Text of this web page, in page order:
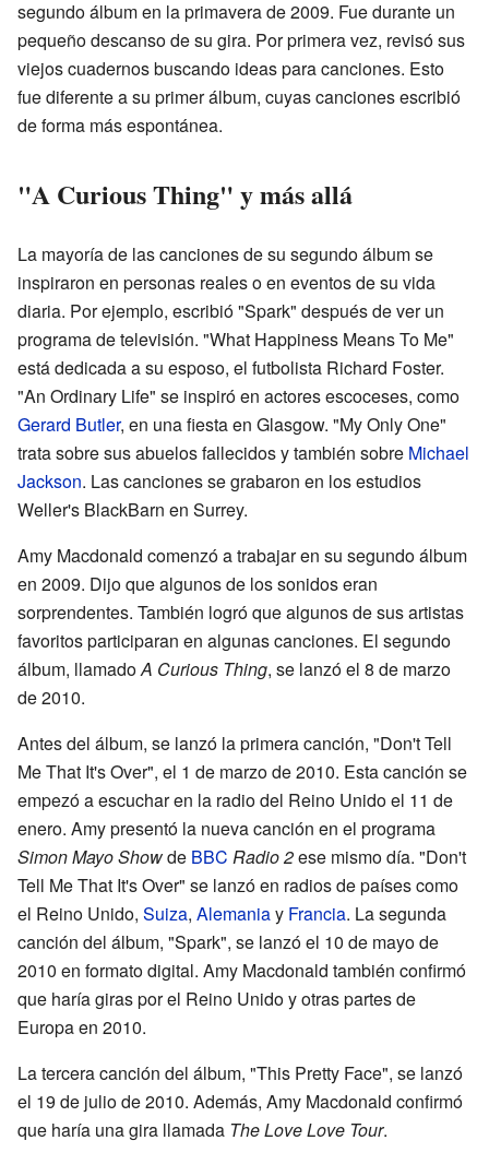
segundo álbum en la primavera de 2009. Fue durante un
pequeño descanso de su gira. Por primera vez, revisó sus
viejos cuadernos buscando ideas para canciones. Esto
fue diferente a su primer álbum, cuyas canciones escribió
de forma más espontánea.
"A Curious Thing" y más allá
La mayoría de las canciones de su segundo álbum se
inspiraron en personas reales o en eventos de su vida
diaria. Por ejemplo, escribió "Spark" después de ver un
programa de televisión. "What Happiness Means To Me"
está dedicada a su esposo, el futbolista Richard Foster.
"An Ordinary Life" se inspiró en actores escoceses, como
Gerard Butler, en una fiesta en Glasgow. "My Only One"
trata sobre sus abuelos fallecidos y también sobre Michael
Jackson. Las canciones se grabaron en los estudios
Weller's BlackBarn en Surrey.
Amy Macdonald comenzó a trabajar en su segundo álbum
en 2009. Dijo que algunos de los sonidos eran
sorprendentes. También logró que algunos de sus artistas
favoritos participaran en algunas canciones. El segundo
álbum, llamadoA Curious Thing, se lanzó el 8 de marzo
de 2010.
Antes del álbum, se lanzó la primera canción, "Don't Tell
Me That It's Over", el 1 de marzo de 2010. Esta canción se
empezó a escuchar en la radio del Reino Unido el 11 de
enero. Amy presentó la nueva canción en el programa
Simon Mayo Showde BBC Radio 2ese mismo día. "Don't
Tell Me That It's Over" se lanzó en radios de países como
el Reino Unido, Suiza, Alemaniay Francia. La segunda
canción del álbum, "Spark", se lanzó el 10 de mayo de
2010 en formato digital. Amy Macdonald también confirmó
que haría giras por el Reino Unido y otras partes de
Europa en 2010.
La tercera canción del álbum, "This Pretty Face", se lanzó
el 19 de julio de 2010. Además, Amy Macdonald confirmó
que haría una gira llamada The Love Love Tour.